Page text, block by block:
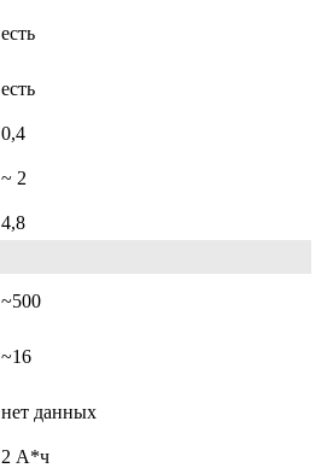
есть
есть
0,4
~ 2
4,8
~500
~16
нет данных
2 А*ч